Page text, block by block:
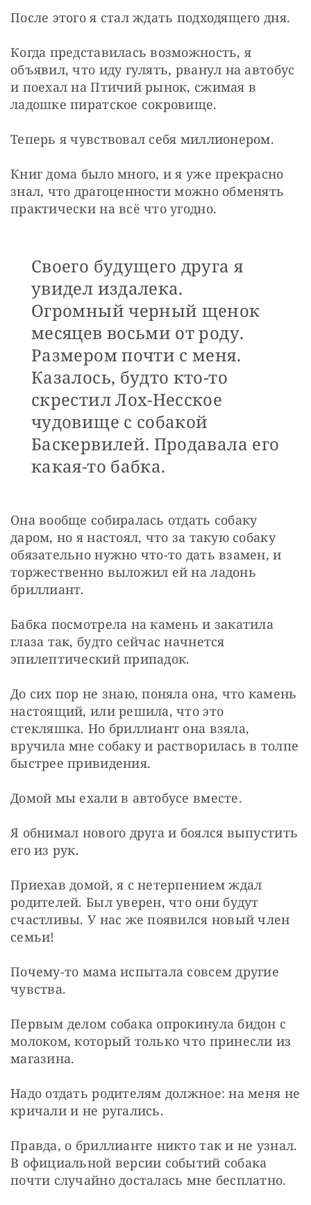
После этого я стал ждать подходящего дня.
Когда представилась возможность, я
объявил, что иду гулять, рванул на автобус
и поехал на Птичий рынок, сжимая в
ладошке пиратское сокровище.
Теперь я чувствовал себя миллионером.
Книг дома было много, и я уже прекрасно
знал, что драгоценности можно обменять
практически на всё что угодно.
Своего будущего друга я
увидел издалека.
Огромный черный щенок
месяцев восьми от роду.
Размером почти с меня.
Казалось, будто кто-то
скрестил Лох-Несское
чудовище с собакой
Баскервилей. Продавала его
какая-то бабка.
Она вообще собиралась отдать собаку
даром, но я настоял, что за такую собаку
обязательно нужно что-то дать взамен, и
торжественно выложил ей на ладонь
бриллиант.
Бабка посмотрела на камень и закатила
глаза так, будто сейчас начнется
эпилептический припадок.
До сих пор не знаю, поняла она, что камень
настоящий, или решила, что это
стекляшка. Но бриллиант она взяла,
вручила мне собаку и растворилась в толпе
быстрее привидения.
Домой мы ехали в автобусе вместе.
Я обнимал нового друга и боялся выпустить
его из рук.
Приехав домой, я с нетерпением ждал
родителей. Был уверен, что они будут
счастливы. У нас же появился новый член
семьи!
Почему-то мама испытала совсем другие
чувства.
Первым делом собака опрокинула бидон с
молоком, который только что принесли из
магазина.
Надо отдать родителям должное: на меня не
кричали и не ругались.
Правда, о бриллианте никто так и не узнал.
В официальной версии событий собака
почти случайно досталась мне бесплатно.